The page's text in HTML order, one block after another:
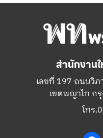
สำนักงาน
เลขที่ 197 ถนนวิภ
เขตพญาไท ก
โทร